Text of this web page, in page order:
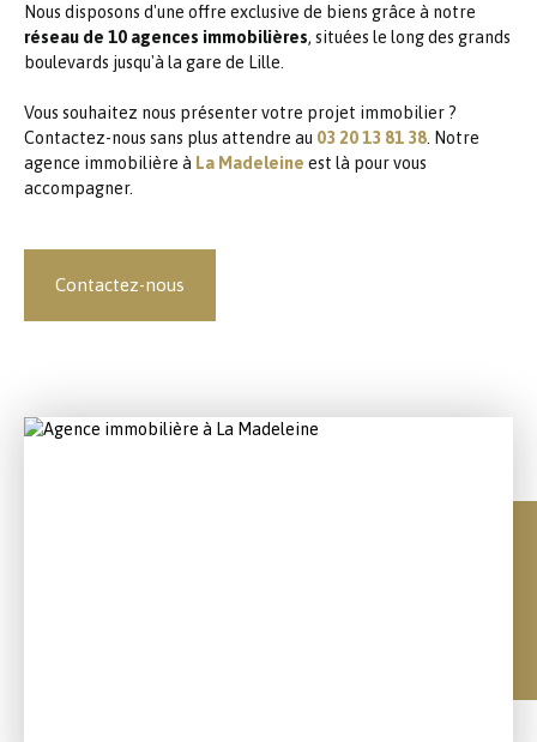
Nous disposons d'une offre exclusive de biens grâce à notre
réseau de 10 agences immobilières, situées le long des grands
boulevards jusqu'à la gare de Lille.
Vous souhaitez nous présenter votre projet immobilier ?
Contactez-nous sans plus attendre au 03 20 13 81 38 . Notre
agence immobilière à La Madeleine est là pour vous
accompagner.
Contactez-nous